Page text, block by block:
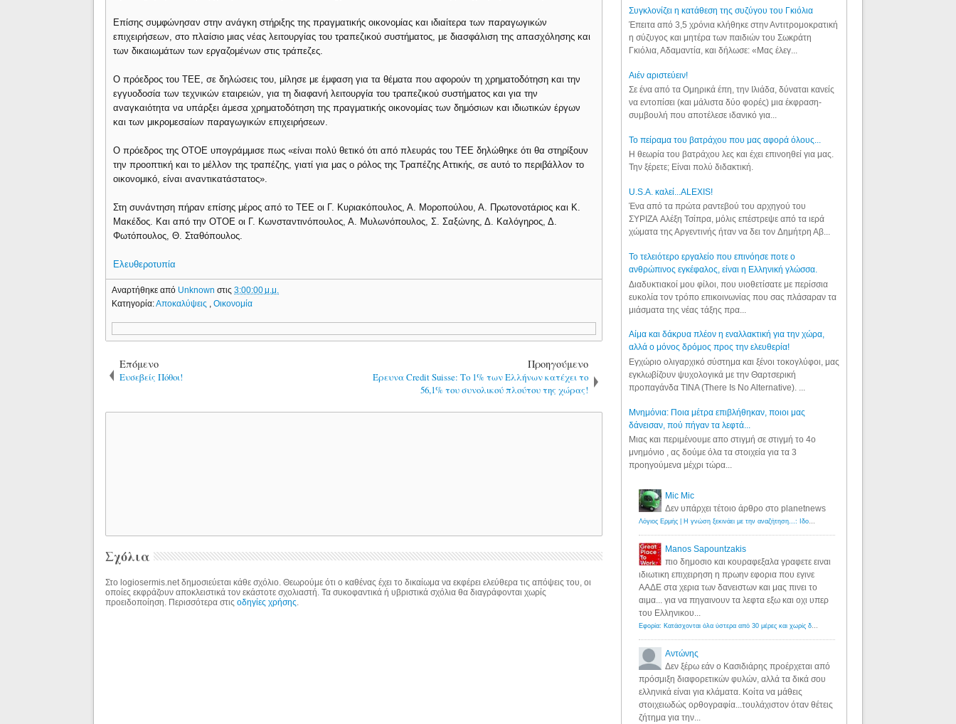
Επίσης συμφώνησαν στην ανάγκη στήριξης της πραγματικής οικονομίας και ιδιαίτερα των παραγωγικών
επιχειρήσεων, στο πλαίσιο μιας νέας λειτουργίας του τραπεζικού συστήματος, με διασφάλιση της απασχόλησης και
των δικαιωμάτων των εργαζομένων στις τράπεζες.
Ο πρόεδρος του ΤΕΕ, σε δηλώσεις του, μίλησε με έμφαση για τα θέματα που αφορούν τη χρηματοδότηση και την
εγγυοδοσία των τεχνικών εταιρειών, για τη διαφανή λειτουργία του τραπεζικού συστήματος και για την
αναγκαιότητα να υπάρξει άμεσα χρηματοδότηση της πραγματικής οικονομίας των δημόσιων και ιδιωτικών έργων
και των μικρομεσαίων παραγωγικών επιχειρήσεων.
Ο πρόεδρος της ΟΤΟΕ υπογράμμισε πως «είναι πολύ θετικό ότι από πλευράς του ΤΕΕ δηλώθηκε ότι θα στηρίξουν
την προοπτική και το μέλλον της τραπέζης, γιατί για μας ο ρόλος της Τραπέζης Αττικής, σε αυτό το περιβάλλον το
οικονομικό, είναι αναντικατάστατος».
Στη συνάντηση πήραν επίσης μέρος από το ΤΕΕ οι Γ. Κυριακόπουλος, Α. Μοροπούλου, Α. Πρωτονοτάριος και Κ.
Μακέδος. Και από την ΟΤΟΕ οι Γ. Κωνσταντινόπουλος, Α. Μυλωνόπουλος, Σ. Σαξώνης, Δ. Καλόγηρος, Δ.
Φωτόπουλος, Θ. Σταθόπουλος.
Ελευθεροτυπία
Αναρτήθηκε από Unknownστις3:00:00 μ.μ.
Κατηγορία:Αποκαλύψεις ,Οικονομία
Επόμενο
Ευσεβείς Πόθοι!
Προηγούμενο
Έρευνα Credit Suisse: Το 1% των Ελλήνων κατέχει το
56,1% του συνολικού πλούτου της χώρας!
Σχόλια
Στο logiosermis.net δημοσιεύεται κάθε σχόλιο. Θεωρούμε ότι ο καθένας έχει το δικαίωμα να εκφέρει ελεύθερα τις απόψεις του, οι
οποίες εκφράζουν αποκλειστικά τον εκάστοτε σχολιαστή. Τα συκοφαντικά ή υβριστικά σχόλια θα διαγράφονται χωρίς
προειδοποίηση. Περισσότερα στιςοδηγίες χρήσης
Συγκλονίζει η κατάθεση της συζύγου του Γκιόλια
Έπειτα από 3,5 χρόνια κλήθηκε στην Αντιτρομοκρατική
η σύζυγος και μητέρα των παιδιών του Σωκράτη
Γκιόλια, Αδαμαντία, και δήλωσε: «Μας έλεγ...
Aιέν αριστεύειν!
Σε ένα από τα Ομηρικά έπη, την Ιλιάδα, δύναται κανείς
να εντοπίσει (και μάλιστα δύο φορές) μια έκφραση-
συμβουλή που αποτέλεσε ιδανικό για...
Το πείραμα του βατράχου που μας αφορά όλους...
Η θεωρία του βατράχου λες και έχει επινοηθεί για μας.
Την ξέρετε; Είναι πολύ διδακτική.
U.S.A. καλεί...ALEXIS!
Ένα από τα πρώτα ραντεβού του αρχηγού του
ΣΥΡΙΖΑ Αλέξη Τσίπρα, μόλις επέστρεψε από τα ιερά
χώματα της Αργεντινής ήταν να δει τον Δημήτρη Αβ...
Το τελειότερο εργαλείο που επινόησε ποτε ο
ανθρώπινος εγκέφαλος, είναι η Ελληνική γλώσσα.
Διαδυκτιακοί μου φίλοι, που υιοθετίσατε με περίσσια
ευκολία τον τρόπο επικοινωνίας που σας πλάσαραν τα
μιάσματα της νέας τάξης πρα...
Αίμα και δάκρυα πλέον η εναλλακτική για την χώρα,
αλλά ο μόνος δρόμος προς την ελευθερία!
Εγχώριο ολιγαρχικό σύστημα και ξένοι τοκογλύφοι, μας
εγκλωβίζουν ψυχολογικά με την Θαρτσερική
προπαγάνδα TINA (There Is No Alternative). ...
Μνημόνια: Ποια μέτρα επιβλήθηκαν, ποιοι μας
δάνεισαν, πού πήγαν τα λεφτά...
Μιας και περιμένουμε απο στιγμή σε στιγμή το 4ο
μνημόνιο , ας δούμε όλα τα στοιχεία για τα 3
προηγούμενα μέχρι τώρα...
Mic Mic
Δεν υπάρχει τέτοιο άρθρο στο planetnews
Λόγιος Ερμής | Η γνώση ξεκινάει με την αναζήτηση...: Ιδού οι 18 που χρωστούν 11 δις ευρώ!
Manos Sapountzakis
πιο δημοσιο και κουραφεξαλα γραφετε ειναι
ιδιωτικη επιχειρηση η πρωην εφορια που εγινε
ΑΑΔΕ στα χερια των δανειστων και μας πινει το
αιμα... για να πηγαινουν τα λεφτα εξω και οχι υπερ
του Ελληνικου...
Εφορία: Κατάσχονται όλα ύστερα από 30 μέρες και χωρίς δικαστικές αποφάσεις - Λόγιος Ερμής
Αντώνης
Δεν ξέρω εάν ο Κασιδιάρης προέρχεται από
πρόσμιξη διαφορετικών φυλών, αλλά τα δικά σου
ελληνικά είναι για κλάματα. Κοίτα να μάθεις
στοιχειωδώς ορθογραφία...τουλάχιστον όταν θέτεις
ζήτημα για την...